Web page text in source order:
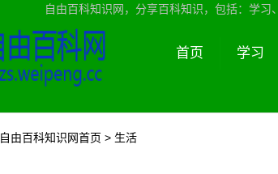
自由百科知识网，分享百科知识，包括：学习
首页 学习
自由百科知识网首页 > 生活